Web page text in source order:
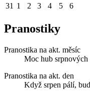
31 1 2 3 4 5 6
Pranostiky
Pranostika na akt. měsíc
Moc hub srpnových
Pranostika na akt. den
Když srpen pálí,